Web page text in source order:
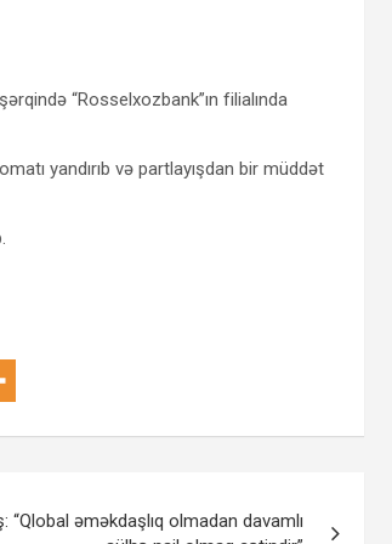
“Rosselxozbank”ın filialında
yandırıb və partlayışdan bir müddət
“Qlobal əməkdaşlıq olmadan davamlı